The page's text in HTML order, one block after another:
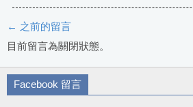
評
論
導
← 之前的留言
目前留言為關閉狀態。
Facebook 留言